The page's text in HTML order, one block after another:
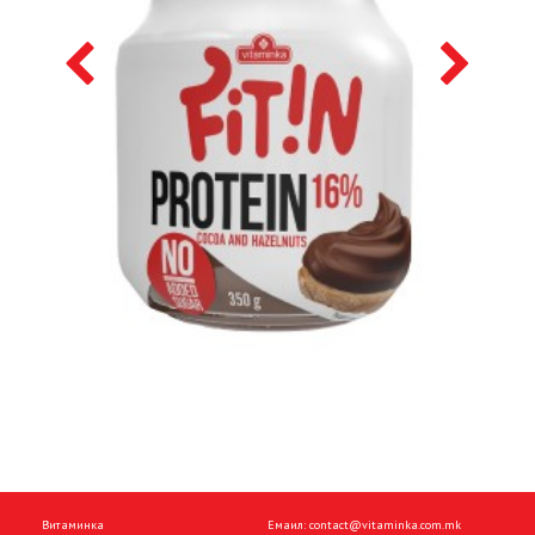
Витаминка Емаил: contact@vitaminka.com.mk